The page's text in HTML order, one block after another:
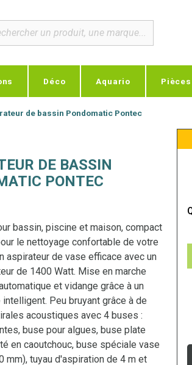
Déco Aquario
de bassin Pondomatic Pontec
DE BASSIN
PONTEC
bassin, piscine et maison, compact
le nettoyage confortable de votre
aspirateur de vase efficace avec un
de 1400 Watt. Mise en marche
et vidange grâce à un
Peu bruyant grâce à de
acoustiques avec 4 buses :
buse pour algues, buse plate
en caoutchouc, buse spéciale vase
mm), tuyau d'aspiration de 4 m et